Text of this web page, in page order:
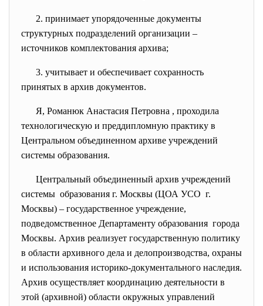
2. принимает упорядоченные документы
структурных подразделений организации –
источников комплектования архива;
3. учитывает и обеспечивает сохранность
принятых в архив документов.
Я, Романюк Анастасия Петровна , проходила
технологическую и преддипломную практику в
Центральном объединенном архиве учреждений
системы образования.
Центральный объединенный архив учреждений
системы образования г. Москвы (ЦОА УСО г.
Москвы) – государственное учреждение,
подведомственное Департаменту образования города
Москвы. Архив реализует государственную политику
в области архивного дела и делопроизводства, охраны
и использования историко-документального наследия.
Архив осуществляет координацию деятельности в
этой (архивной) области окружных управлений